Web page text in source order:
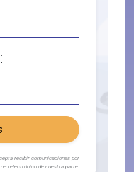
:
recibir comunicaciones por
electrónico de nuestra parte.